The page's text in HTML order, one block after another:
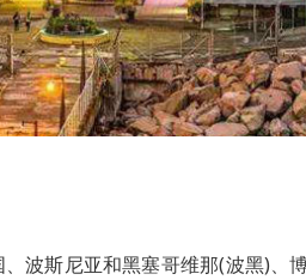
波斯尼亚和黑塞哥维那(波黑)、